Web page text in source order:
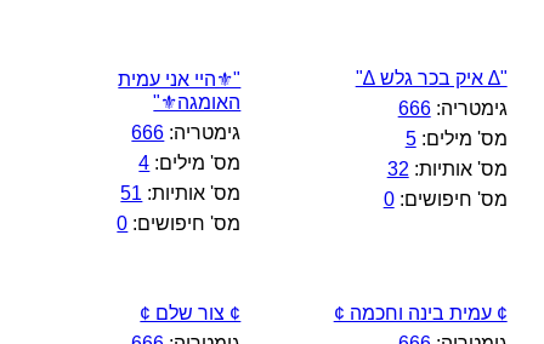
"∆ איק בכר גלש ∆"
גימטריה:666
מס' מילים:5
מס' אותיות: 32
מס' חיפושים:0
"⚜️היי אני עמית
האומגה⚜️"
גימטריה: 666
מס' מילים: 4
מס' אותיות: 51
מס' חיפושים: 0
¢ עמית בינה וחכמה ¢
¢ צור שלם ¢